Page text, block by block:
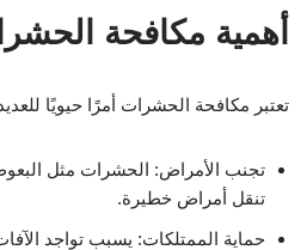
أهمية مكافحة
تعتبر مكافحة الحشرات أمرًا حيويًا
تجنب الأمراض: الحشرات مثل
تنقل أمراض خطيرة.
حماية الممتلكات: يسبب تواجد